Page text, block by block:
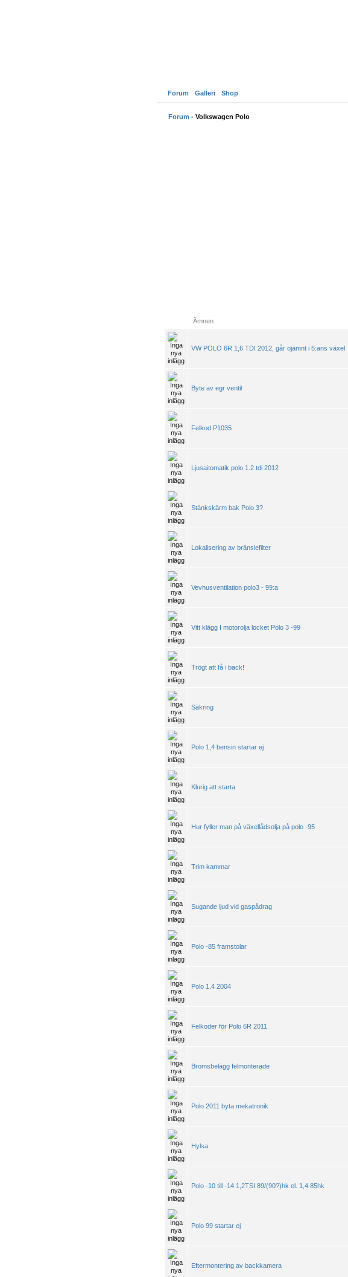
Forum Galleri Shop
Forum - Volkswagen Polo
Ämnen
VW POLO 6R 1,6 TDI 2012, går ojämnt i 5:ans växel
Byte av egr ventil
Felkod P1035
Ljusaitomatik polo 1.2 tdi 2012
Stänkskärm bak Polo 3?
Lokalisering av bränslefilter
Vevhusventilation polo3 - 99:a
Vitt klägg I motorolja locket Polo 3 -99
Trögt att få i back!
Säkring
Polo 1,4 bensin startar ej
Klurig att starta
Hur fyller man på växellådsolja på polo -95
Trim kammar
Sugande ljud vid gaspådrag
Polo -85 framstolar
Polo 1.4 2004
Felkoder för Polo 6R 2011
Bromsbelägg felmonterade
Polo 2011 byta mekatronik
Hylsa
Polo -10 till -14 1,2TSI 89/(90?)hk el. 1,4 85hk
Polo 99 startar ej
Eftermontering av backkamera